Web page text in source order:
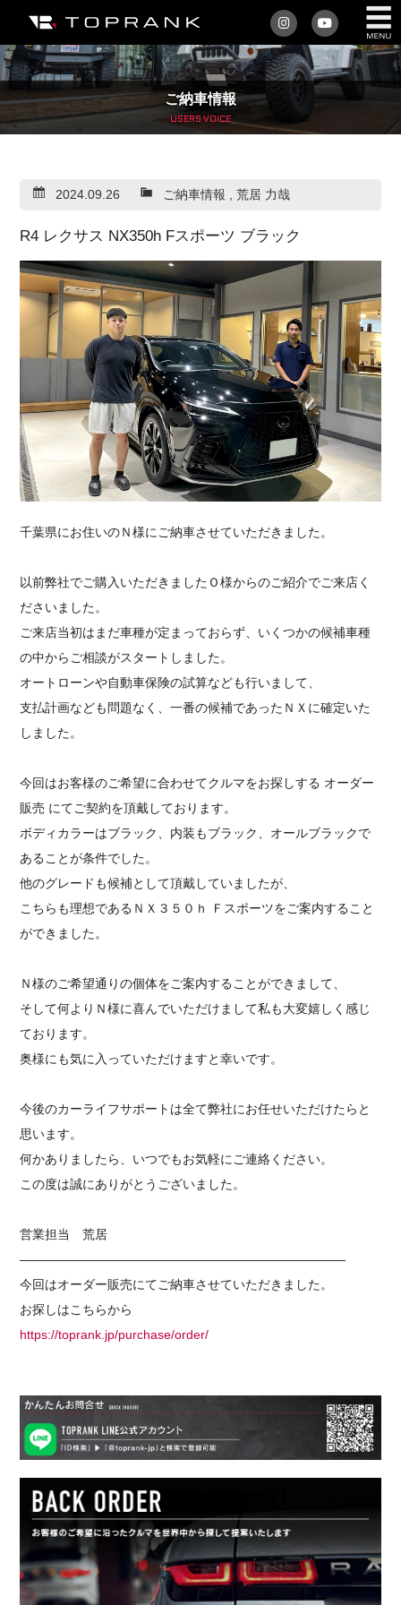
私たちについて
車を買う
アフターサービス
車を売る
店舗/スタッフ情報
インフォメーション
トップランク・マガジン
採用情報
ご納車情報
USERS VOICE
2024.09.26 ご納車情報 , 荒居 力哉
R4 レクサス NX350h Fスポーツ ブラック
千葉県にお住いのＮ様にご納車させていただきました。
以前弊社でご購入いただきましたＯ様からのご紹介でご来店く
ださいました。
ご来店当初はまだ車種が定まっておらず、いくつかの候補車種
の中からご相談がスタートしました。
オートローンや自動車保険の試算なども行いまして、
支払計画なども問題なく、一番の候補であったＮＸに確定いた
しました。
今回はお客様のご希望に合わせてクルマをお探しする オーダー
販売 にてご契約を頂戴しております。
ボディカラーはブラック、内装もブラック、オールブラックで
あることが条件でした。
他のグレードも候補として頂戴していましたが、
こちらも理想であるＮＸ３５０ｈ Ｆスポーツをご案内すること
ができました。
Ｎ様のご希望通りの個体をご案内することができまして、
そして何よりＮ様に喜んでいただけまして私も大変嬉しく感じ
ております。
奥様にも気に入っていただけますと幸いです。
今後のカーライフサポートは全て弊社にお任せいただけたらと
思います。
何かありましたら、いつでもお気軽にご連絡ください。
この度は誠にありがとうございました。
営業担当 荒居
——————————————————————————
今回はオーダー販売にてご納車させていただきました。
お探しはこちらから
https://toprank.jp/purchase/order/